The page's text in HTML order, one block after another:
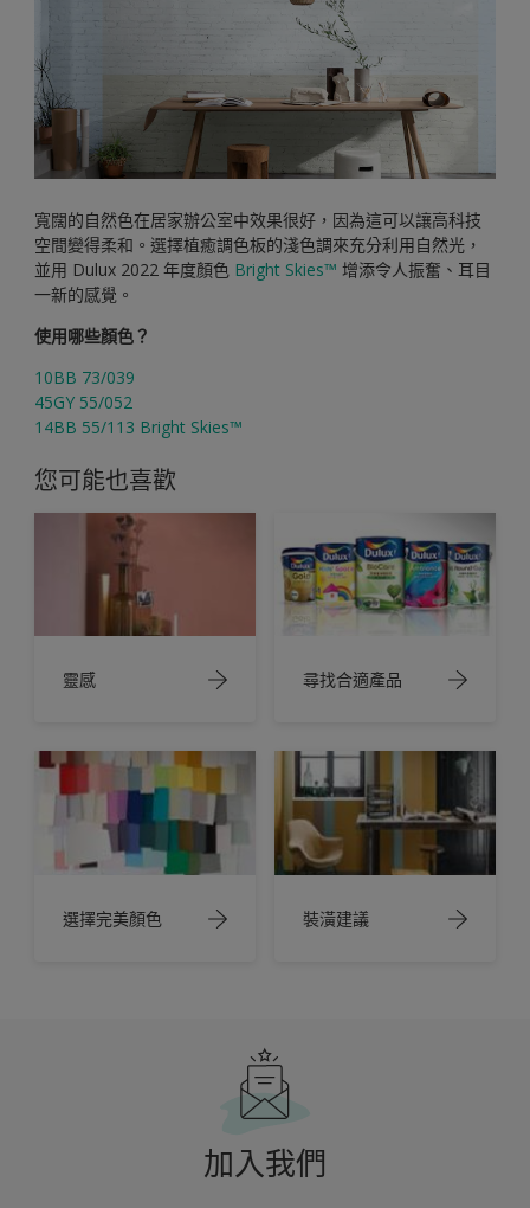
寬闊的自然色在居家辦公室中效果很好，因為這可以讓高科技
空間變得柔和。選擇植癒調色板的淺色調來充分利用自然光，
並用 Dulux 2022 年度顏色 Bright Skies™ 增添令人振奮、耳目
一新的感覺。
使用哪些顏色？
10BB 73/039
45GY 55/052
14BB 55/113 Bright Skies™
您可能也喜歡
靈感 尋找合適產品
選擇完美顏色 裝潢建議
加入我們